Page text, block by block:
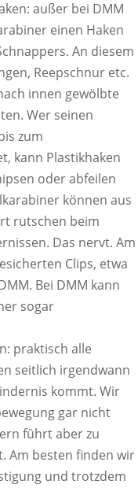
außer bei DMM
einen Haken
An diesem
Reepschnur etc.
innen gewölbte
Wer seinen
zum
kann Plastikhaken
oder abfeilen
können aus
rutschen beim
Das nervt. Am
Clips, etwa
Bei DMM kann
sogar
praktisch alle
seitlich irgendwann
kommt. Wir
gar nicht
führt aber zu
Am besten finden wir
und trotzdem